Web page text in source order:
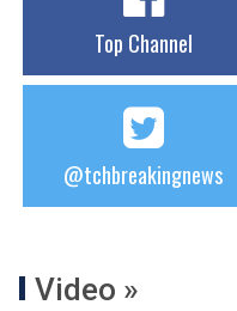
Top Channel
@tchbreakingnews
Video »